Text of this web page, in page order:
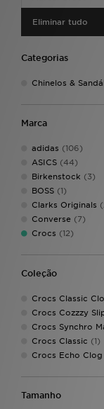
Eliminar tudo
Categorias
Chinelos &
Marca
adidas (106)
ASICS (44)
Birkenstock (3)
BOSS (1)
Clarks Originals
Converse (7)
Crocs (12)
EA7 Emporio
Fred Perry(3)
Havaianas(7)
HOKA (9)
Jordan (27)
Lacoste (17)
Mallet LDN(2)
Coleção
Crocs Classic
Crocs Cozzzy
Crocs Synchro
Crocs Classic (1)
Crocs Echo Clog
Tamanho